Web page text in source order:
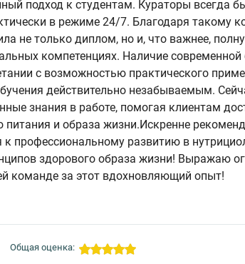
подход к студентам. Кураторы всегда
в режиме 24/7. Благодаря такому
не только диплом, но и, что важнее,
компетенциях. Наличие
с возможностью практического
действительно незабываемым.
знания в работе, помогая клиентам
питания и образа жизни.Искренне
к профессиональному развитию в
здорового образа жизни! Выражаю
команде за этот вдохновляющий опыт!
Общая оценка: